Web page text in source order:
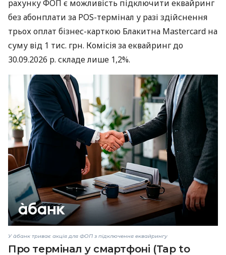
рахунку ФОП є можливість підключити еквайринг
без абонплати за POS-термінал у разі здійснення
трьох оплат бізнес-карткою Блакитна Mastercard на
суму від 1 тис. грн. Комісія за еквайринг до
30.09.2026 р. складе лише 1,2%.
У àбанк триває акція для ФОП з підключення еквайрингу
Про термінал у смартфоні (Tap to